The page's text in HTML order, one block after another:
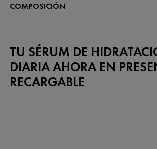
COMPOSICIÓN
TU SÉRUM DE
DIARIA AHORA EN
RECARGABLE